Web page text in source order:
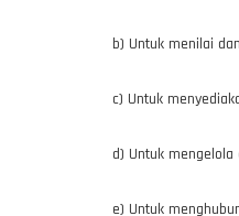
b) Untuk menilai
c) Untuk
d) Untuk
e) Untuk